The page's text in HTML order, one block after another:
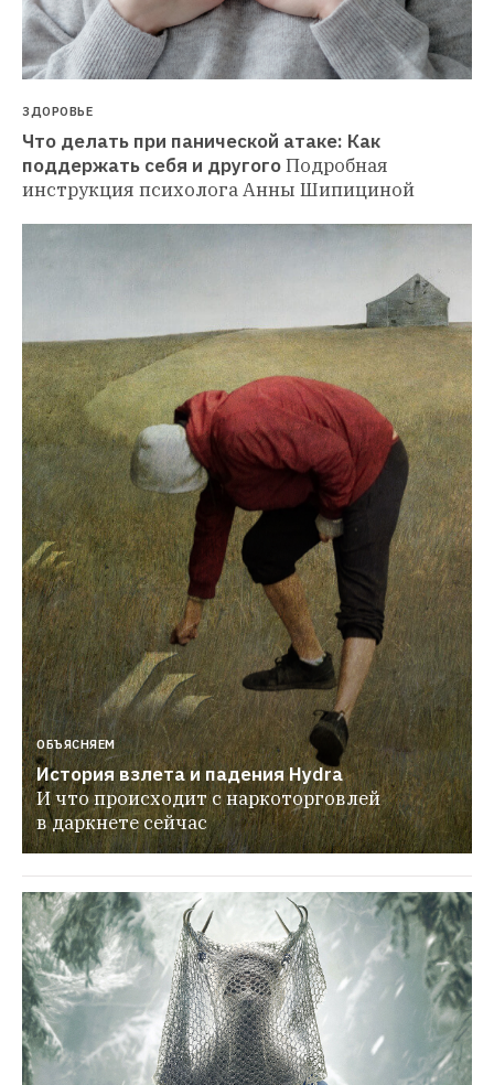
ЗДОРОВЬЕ
Что делать при панической атаке: Как
поддержать себя и другогоПодробная
инструкция психолога Анны Шипициной
ОБЪЯСНЯЕМ
История взлета и падения Hydra
И что происходит с наркоторговлей
в даркнете сейчас